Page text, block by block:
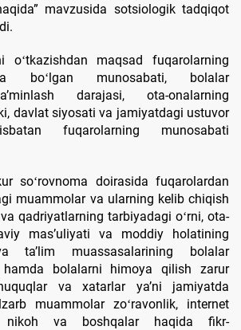
mavzusida sotsiologik tadqiqot
oʻtkazishdan maqsad fuqarolarning
boʻlgan munosabati, bolalar
darajasi, ota-onalarning
davlat siyosati va jamiyatdagi ustuvor
fuqarolarning munosabati
soʻrovnoma doirasida fuqarolardan
muammolar va ularning kelib chiqish
qadriyatlarning tarbiyadagi oʻrni, ota-
masʼuliyati va moddiy holatining
taʼlim muassasalarining bolalar
bolalarni himoya qilish zarur
va xatarlar yaʼni jamiyatda
muammolar zoʻravonlik, internet
nikoh va boshqalar haqida fikr-